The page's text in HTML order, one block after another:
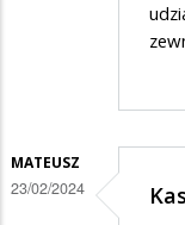
MATEUSZ
23/02/2024